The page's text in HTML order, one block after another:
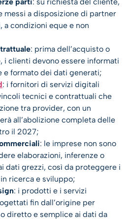
messi a disposizione di partner
condizioni eque e non
: prima dell’acquisto o
i clienti devono essere informati
e formato dei dati generati;
: i fornitori di servizi digitali
tecnici e contrattuali che
tra provider, con un
all’abolizione completa delle
il 2027;
: le imprese non sono
elaborazioni, inferenze o
dati grezzi, così da proteggere i
ricerca e sviluppo;
: i prodotti e i servizi
fin dall’origine per
diretto e semplice ai dati da